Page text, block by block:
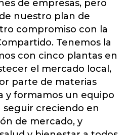
de empresas, pero
nuestro plan de
compromiso con la
Tenemos la
con cinco plantas en
el mercado local,
parte de materias
y formamos un equipo
creciendo en
de mercado, y